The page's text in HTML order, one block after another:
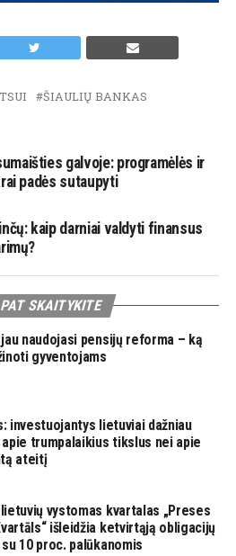
ŠIAULIŲ BANKAS
galvoje: programėlės ir
padės sutaupyti
kaip darniai valdyti finansus
SKAITYKITE
naudojasi pensijų reforma – ką
gyventojams
investuojantys lietuviai dažniau
trumpalaikius tikslus nei apie
ateitį
vystomas kvartalas „Preses
išleidžia ketvirtąją obligacijų
10 proc. palūkanomis